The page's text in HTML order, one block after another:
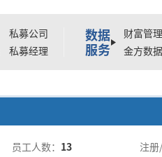
私募公司
私募经理
数据
服务
财富管
金方数
员工人数： 13 注册